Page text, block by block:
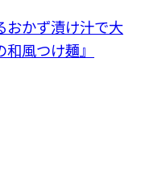
おかず漬け汁で大
風つけ麺』